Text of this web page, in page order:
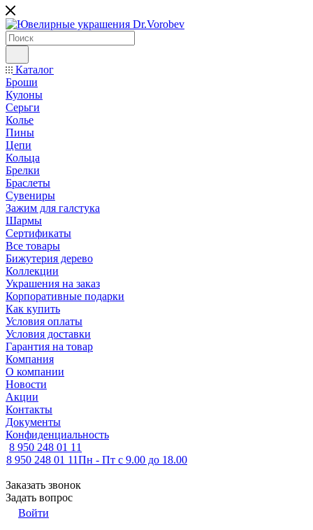
Каталог
Броши
Кулоны
Серьги
Колье
Пины
Цепи
Кольца
Брелки
Браслеты
Сувениры
Зажим для галстука
Шармы
Сертификаты
Все товары
Бижутерия дерево
Коллекции
Украшения на заказ
Корпоративные подарки
Как купить
Условия оплаты
Условия доставки
Гарантия на товар
Компания
О компании
Новости
Акции
Контакты
Документы
Конфиденциальность
8 950 248 01 11
8 950 248 01 11Пн - Пт с 9.00 до 18.00
Заказать звонок
Задать вопрос
Войти